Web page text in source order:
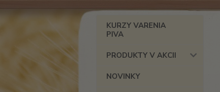
KURZY VARENIA
PIVA
PRODUKTY V AKCII
NOVINKY